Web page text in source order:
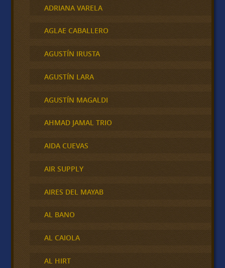
ADRIANA VARELA
AGLAE CABALLERO
AGUSTÍN IRUSTA
AGUSTÍN LARA
AGUSTÍN MAGALDI
AHMAD JAMAL TRIO
AIDA CUEVAS
AIR SUPPLY
AIRES DEL MAYAB
AL BANO
AL CAIOLA
AL HIRT